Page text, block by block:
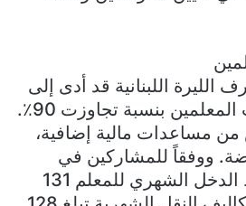
اللبنانية قد أدى إلى
انخفاض قيمة رواتب المعلمين بنسبة تجاوزت 90٪.
من مساعدات مالية إضافية،
ووفقاً للمشاركين في
المسح، يبلغ متوسط الدخل الشهري للمعلم 131